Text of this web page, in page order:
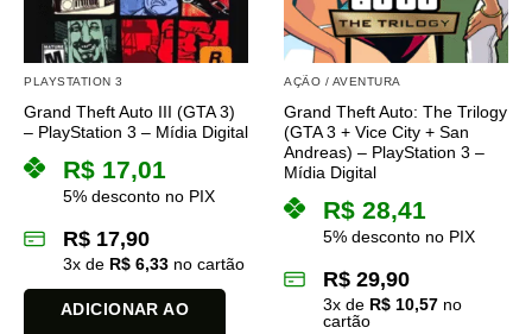
PLAYSTATION 3
Grand Theft Auto III (GTA 3)
– PlayStation 3 – Mídia Digital
R$ 17,01
5% desconto no PIX
R$ 17,90
3x de R$ 6,33 no cartão
ADICIONAR AO
AÇÃO / AVENTURA
Grand Theft Auto: The Trilogy
(GTA 3 + Vice City + San
Andreas) – PlayStation 3 –
Mídia Digital
R$ 28,41
5% desconto no PIX
R$ 29,90
3x de R$ 10,57 no
cartão